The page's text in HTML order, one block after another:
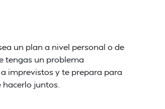
un plan a nivel personal o de
tengas un problema
imprevistos y te prepara para
juntos.